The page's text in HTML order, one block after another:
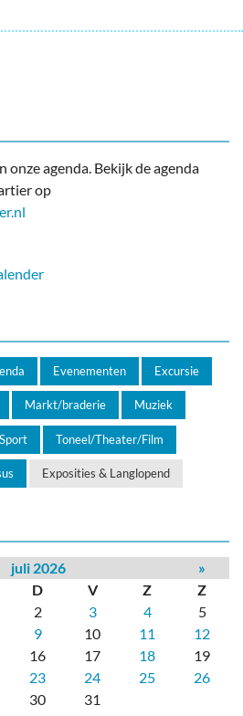
onze agenda. Bekijk de agenda
op
Evenementen Excursie
Markt/braderie Muziek
Sport Toneel/Theater/Film
Exposities & Langlopend
juli 2026
»
D V Z
Z
2 3 4
5
9 10 11
12
16 17 18
19
23 24 25
26
30 31